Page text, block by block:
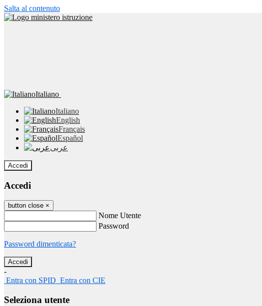
Salta al contenuto
Italiano
Italiano
English
Français
Español
عربى
Accedi
Accedi
button close ×
Nome Utente
Password
Password dimenticata?
-
Entra con SPID Entra con CIE
Seleziona utente